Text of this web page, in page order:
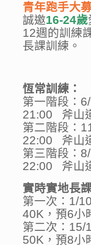
青年跑手大
誠邀16-24歲
12週的訓練
長課訓練。
恆常訓練：
第一階段：
21:00 斧山
第二階段：
22:00 斧山
第三階段：
22:00 斧山
實時實地長
第一次：1/
40K，預6小
第二次：15/
50K，預8小